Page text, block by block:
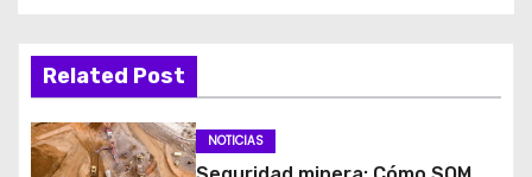
a
c
i
Related Post
NOTICIAS